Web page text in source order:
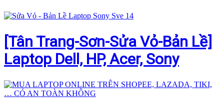
[Tân Trang-Sơn-Sửa Vỏ-Bản Lề]
Laptop Dell, HP, Acer, Sony